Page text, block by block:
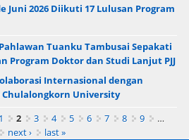
Juni 2026 Diikuti 17 Lulusan Program
Tuanku Tambusai Sepakati
Program Doktor dan Studi Lanjut PJJ
Internasional dengan
Chulalongkorn University
1 2 3 4 5 6 7 8 9
…
next ›
last »